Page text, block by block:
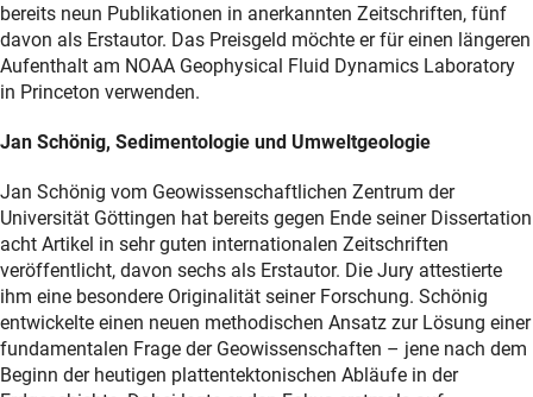
bereits neun Publikationen in anerkannten Zeitschriften, fünf
davon als Erstautor. Das Preisgeld möchte er für einen längeren
Aufenthalt am NOAA Geophysical Fluid Dynamics Laboratory
in Princeton verwenden.
Jan Schönig, Sedimentologie und Umweltgeologie
Jan Schönig vom Geowissenschaftlichen Zentrum der
Universität Göttingen hat bereits gegen Ende seiner Dissertation
acht Artikel in sehr guten internationalen Zeitschriften
veröffentlicht, davon sechs als Erstautor. Die Jury attestierte
ihm eine besondere Originalität seiner Forschung. Schönig
entwickelte einen neuen methodischen Ansatz zur Lösung einer
fundamentalen Frage der Geowissenschaften – jene nach dem
Beginn der heutigen plattentektonischen Abläufe in der